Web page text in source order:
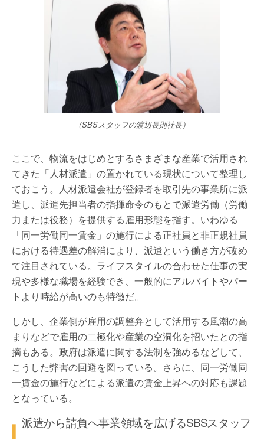
（SBSスタッフの渡辺長則社長）
ここで、物流をはじめとするさまざまな産業で活用され
てきた「人材派遣」の置かれている現状について整理し
ておこう。人材派遣会社が登録者を取引先の事業所に派
遣し、派遣先担当者の指揮命令のもとで派遣労働（労働
力または役務）を提供する雇用形態を指す。いわゆる
「同一労働同一賃金」の施行による正社員と非正規社員
における待遇差の解消により、派遣という働き方が改め
て注目されている。ライフスタイルの合わせた仕事の実
現や多様な職場を経験でき、一般的にアルバイトやパー
トより時給が高いのも特徴だ。
しかし、企業側が雇用の調整弁として活用する風潮の高
まりなどで雇用の二極化や産業の空洞化を招いたとの指
摘もある。政府は派遣に関する法制を強めるなどして、
こうした弊害の回避を図っている。さらに、同一労働同
一賃金の施行などによる派遣の賃金上昇への対応も課題
となっている。
派遣から請負へ事業領域を広げるSBSスタッフ